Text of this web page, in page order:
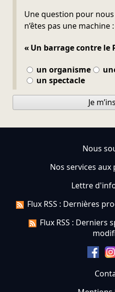
Une question pour
n’êtes pas une machine :
« Un barrage contre le
un organisme
un spectacle
Ne pas remplir
Je
Nous
Nos services
Lettre
Flux RSS : Dernières
Flux RSS : Derniers